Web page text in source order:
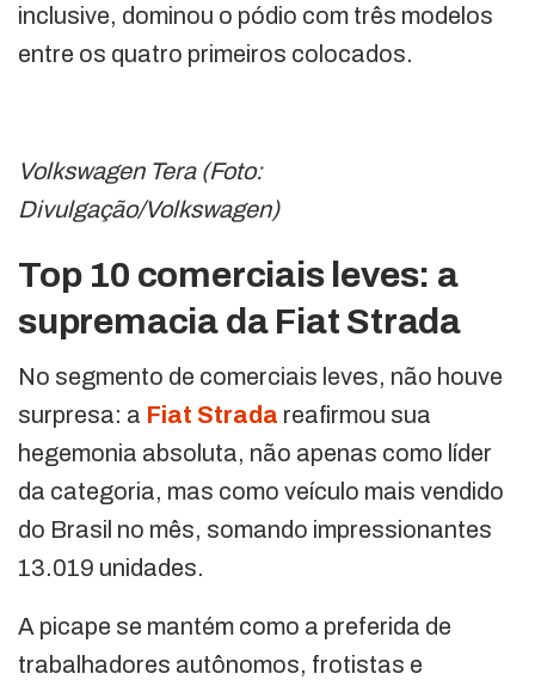
inclusive, dominou o pódio com três modelos
entre os quatro primeiros colocados.
Volkswagen Tera (Foto:
Divulgação/Volkswagen)
Top 10 comerciais leves: a
supremacia da Fiat Strada
No segmento de comerciais leves, não houve
surpresa: a Fiat Strada reafirmou sua
hegemonia absoluta, não apenas como líder
da categoria, mas como veículo mais vendido
do Brasil no mês, somando impressionantes
13.019 unidades.
A picape se mantém como a preferida de
trabalhadores autônomos, frotistas e